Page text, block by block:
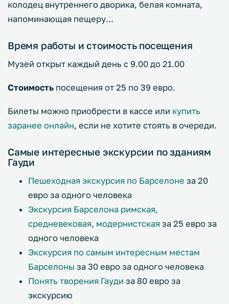
колодец внутреннего дворика, белая комната,
напоминающая пещеру...
Время работы и стоимость посещения
Музей открыт каждый день с 9.00 до 21.00
Стоимость посещения от 25 по 39 евро.
Билеты можно приобрести в кассе или купить
заранее онлайн, если не хотите стоять в очереди.
Самые интересные экскурсии по зданиям
Гауди
Пешеходная экскурсия по Барселоне за 20
евро за одного человека
Экскурсия Барселона римская,
средневековая, модернистская за 25 евро за
одного человека
Экскурсия по самым интересным местам
Барселоны за 30 евро за одного человека
Понять творения Гауди за 80 евро за
экскурсию